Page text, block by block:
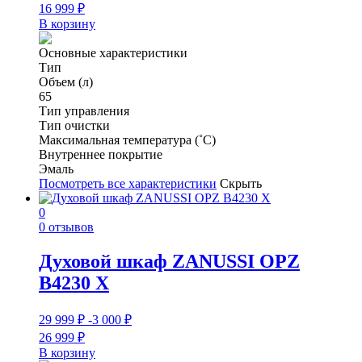
16 999 ₽
В корзину
Основные характеристики
Тип
Объем (л)
65
Тип управления
Тип очистки
Максимальная температура (˚С)
Внутреннее покрытие
Эмаль
Посмотреть все характеристики Скрыть
0
0 отзывов
Духовой шкаф ZANUSSI OPZ
B4230 X
29 999 ₽ -3 000 ₽
26 999 ₽
В корзину